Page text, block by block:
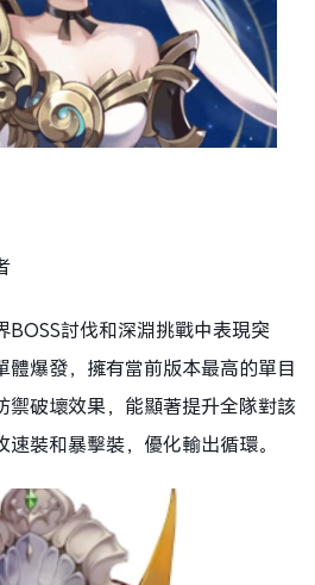
BOSS討伐和深淵挑戰中表現突
體爆發，擁有當前版本最高的單目
禦破壞效果，能顯著提升全隊對該
裝和暴擊裝，優化輸出循環。